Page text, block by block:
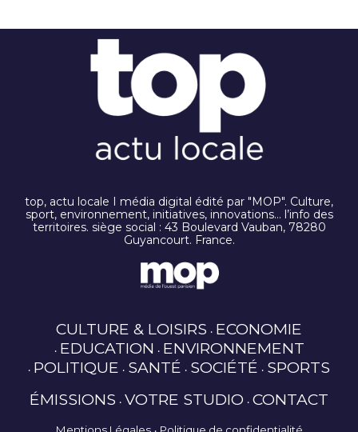
top, actu locale I média digital édité par "MOP". Culture,
sport, environnement, initiatives, innovations… l’info des
territoires. siège social : 43 Boulevard Vauban, 78280
Guyancourt. France.
CULTURE & LOISIRS ECONOMIE
EDUCATION ENVIRONNEMENT
POLITIQUE SANTÉ SOCIÉTÉ SPORTS
ÉMISSIONS VOTRE STUDIO CONTACT
Mentions Légales Politique de confidentialité